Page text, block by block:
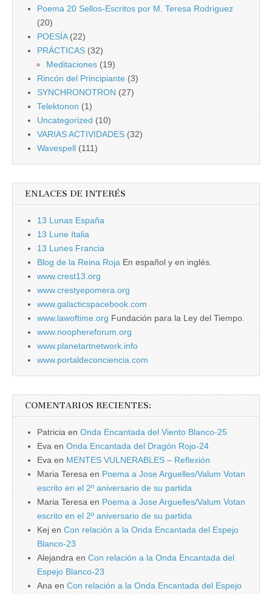
Poema 20 Sellos-Escritos por M. Teresa Rodriguez
(20)
POESÍA(22)
PRÁCTICAS (32)
Meditaciones (19)
Rincón del Principiante (3)
SYNCHRONOTRON (27)
Telektonon (1)
Uncategorized (10)
VARIAS ACTIVIDADES (32)
Wavespell (111)
ENLACES DE INTERÉS
13 Lunas España
13 Lune Italia
13 Lunes Francia
Blog de la Reina Roja En español y en inglés.
www.crest13.org
www.crestyepomera.org
www.galacticspacebook.com
www.lawoftime.org Fundación para la Ley del Tiempo.
www.noophereforum.org
www.planetartnetwork.info
www.portaldeconciencia.com
COMENTARIOS RECIENTES:
Patricia en Onda Encantada del Viento Blanco-25
Eva en Onda Encantada del Dragón Rojo-24
Eva en MENTES VULNERABLES – Reflexión
Maria Teresa en Poema a Jose Arguelles/Valum Votan
escrito en el 2º aniversario de su partida
Maria Teresa en Poema a Jose Arguelles/Valum Votan
escrito en el 2º aniversario de su partida
Kej en Con relación a la Onda Encantada del Espejo
Blanco-23
Alejandra en Con relación a la Onda Encantada del
Espejo Blanco-23
Ana en Con relación a la Onda Encantada del Espejo